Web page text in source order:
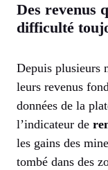
Des revenus
difficulté
Depuis plusieurs
leurs revenus
données de la
l’indicateur de
les gains des
tombé dans des